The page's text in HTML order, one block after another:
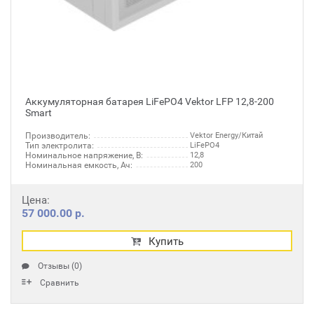
Аккумуляторная батарея LiFePO4 Vektor LFP 12,8-200
Smart
Производитель: Vektor Energy/Китай
Тип электролита: LiFePO4
Номинальное напряжение, В: 12,8
Номинальная емкость, Ач: 200
Цена:
57 000.00 р.
Купить
Отзывы (0)
Сравнить